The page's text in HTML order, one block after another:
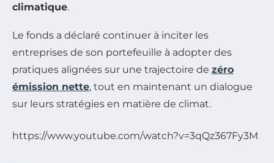
climatique.
Le fonds a déclaré continuer à inciter les
entreprises de son portefeuille à adopter des
pratiques alignées sur une trajectoire de zéro
émission nette, tout en maintenant un dialogue
sur leurs stratégies en matière de climat.
https://www.youtube.com/watch?v=3qQz367Fy3M